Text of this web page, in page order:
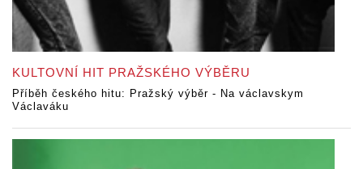
KULTOVNÍ HIT PRAŽSKÉHO VÝBĚRU
Příběh českého hitu: Pražský výběr - Na václavskym
Václaváku